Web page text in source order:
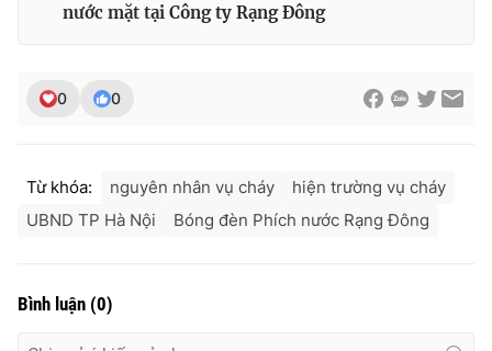
nước mặt tại Công ty Rạng Đông
0 0
Từ khóa: nguyên nhân vụ cháy
hiện trường vụ cháy
UBND TP Hà Nội
Bóng đèn Phích nước Rạng Đông
Bình luận (0)